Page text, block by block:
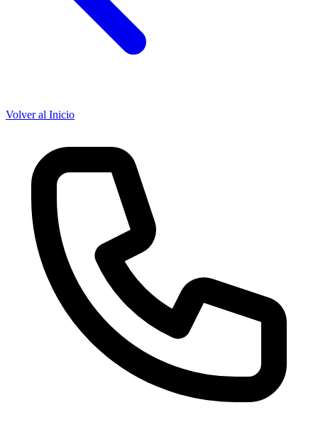
Volver al Inicio